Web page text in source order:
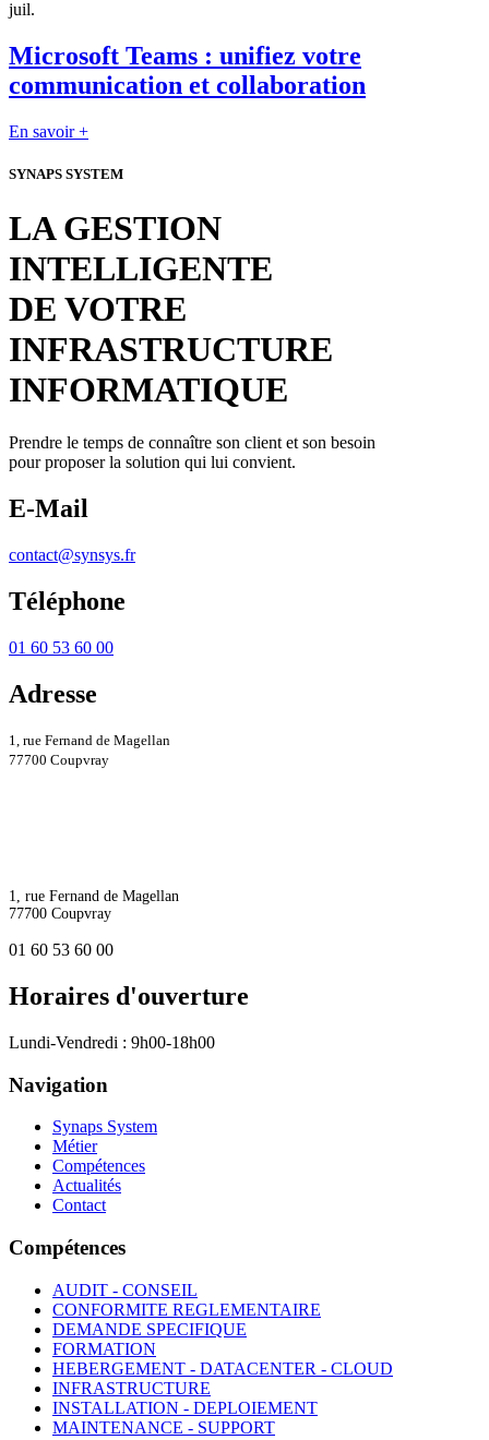
juil.
Microsoft Teams : unifiez votre
communication et collaboration
En savoir +
SYNAPS SYSTEM
LA GESTION
INTELLIGENTE
DE VOTRE
INFRASTRUCTURE
INFORMATIQUE
Prendre le temps de connaître son client et son besoin
pour proposer la solution qui lui convient.
E-Mail
contact@synsys.fr
Téléphone
01 60 53 60 00
Adresse
1, rue Fernand de Magellan
77700 Coupvray
1, rue Fernand de Magellan
77700 Coupvray
01 60 53 60 00
Horaires d'ouverture
Lundi-Vendredi : 9h00-18h00
Navigation
Synaps System
Métier
Compétences
Actualités
Contact
Compétences
AUDIT - CONSEIL
CONFORMITE REGLEMENTAIRE
DEMANDE SPECIFIQUE
FORMATION
HEBERGEMENT - DATACENTER - CLOUD
INFRASTRUCTURE
INSTALLATION - DEPLOIEMENT
MAINTENANCE - SUPPORT